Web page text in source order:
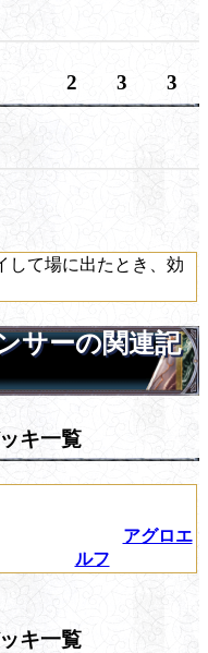
2 3 3
して場に出たとき、効
サーの関連記
キ一覧
アグロエ
ルフ
キ一覧